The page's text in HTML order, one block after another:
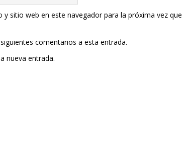
sitio web en este navegador para la próxima vez que
comentarios a esta entrada.
nueva entrada.